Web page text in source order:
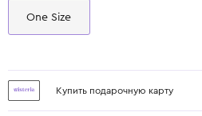
One Size
Купить подарочную карту